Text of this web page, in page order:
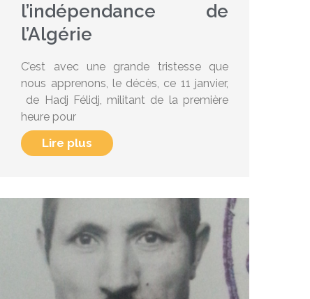
l’indépendance de
l’Algérie
C’est avec une grande tristesse que
nous apprenons, le décès​, ce 11 janvier,​
de Hadj Félidj, militant de la première
heure pour
Lire plus